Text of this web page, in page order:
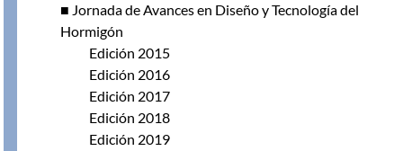
■ Jornada de Avances en Diseño y Tecnología del
Hormigón
Edición 2015
Edición 2016
Edición 2017
Edición 2018
Edición 2019